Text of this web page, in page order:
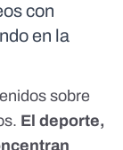
con
en la
sobre
El deporte,